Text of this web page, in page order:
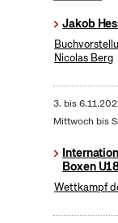
Jakob
Nicolas Berg
3. bis
Mittwoch bis
Boxen
Wettkampf